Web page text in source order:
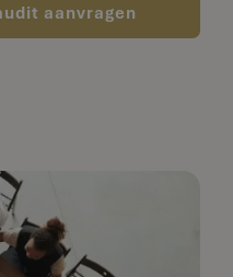
aanvragen